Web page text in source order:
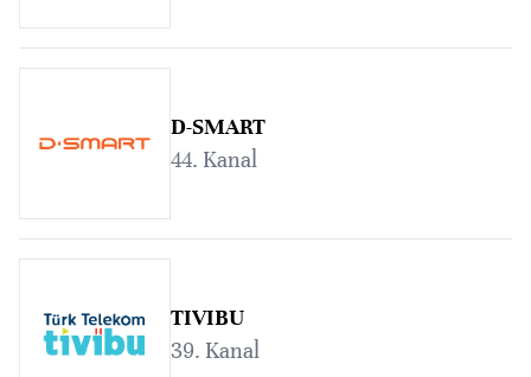
D-SMART
44. Kanal
TIVIBU
39. Kanal